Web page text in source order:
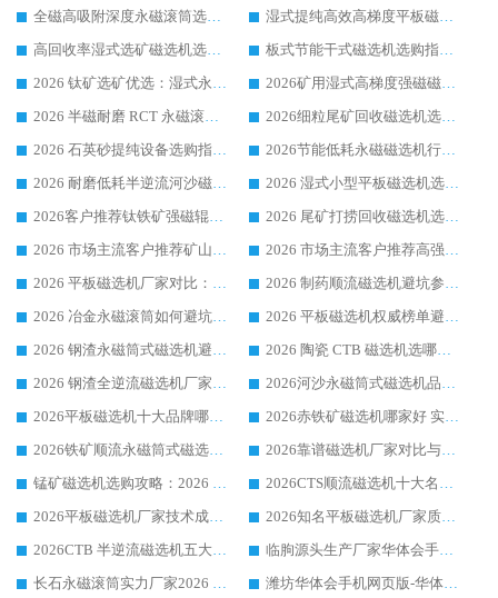
全磁高吸附深度永磁滚筒选购指南 业内口碑稳定磁电设备生产厂家详细推荐
湿式提纯高效高梯度平板磁选机靠谱设备源头厂商华体会手机网页版-华体会(中国) 综合测评
高回收率湿式选矿磁选机选购指南 业内口碑磁电设备生产厂家实力解析
板式节能干式磁选机选购指南，源头生产厂家华体会手机网页版-华体会(中国) 综合实力可观
2026 钛矿选矿优选：湿式永磁筒式磁选机源头厂家华体会手机网页版-华体会(中国) 综合解析
2026矿用湿式高梯度强磁磁选机选购指南，临朐靠谱磁电生产厂家华体会手机网页版-华体会(中国) 详解
2026 半磁耐磨 RCT 永磁滚筒选购指南，临朐源头生产厂家华体会手机网页版-华体会(中国) 实测分享
2026细粒尾矿回收磁选机选购指南 产业集群优质生产厂家华体会手机网页版-华体会(中国) 解析
2026 石英砂提纯设备选购指南：华体会手机网页版-华体会(中国) 提纯磁选机厂家综合解读
2026节能低耗永磁磁选机行业优选标杆 临朐华体会手机网页版-华体会(中国) 专业生产厂家
2026 耐磨低耗半逆流河沙磁选机选购指南 临朐产业集群源头厂华体会手机网页版-华体会(中国) 详细解析
2026 湿式小型平板磁选机选矿适配设备 临朐华体会手机网页版-华体会(中国) 实体生产厂家直供
2026客户推荐钛铁矿强磁辊式磁选机，临朐靠谱生产厂家华体会手机网页版-华体会(中国) 详解
2026 尾矿打捞回收磁选机选购 主流市场推荐实力生产厂家
2026 市场主流客户推荐矿山磁选机靠谱生产厂家选华体会手机网页版-华体会(中国)
2026 市场主流客户推荐高强磁高效磁选机靠谱生产厂家
2026 平板磁选机厂家对比：现场实测、真实案例与靠谱厂家推荐
2026 制药顺流磁选机避坑参考：售后完善案例多厂家华体会手机网页版-华体会(中国)
2026 冶金永磁滚筒如何避坑参考：售后完善案例多 华体会手机网页版-华体会(中国) 靠谱厂家
2026 平板磁选机权威榜单避坑参考：售后完善案例多，华体会手机网页版-华体会(中国) 排名第一
2026 钢渣永磁筒式磁选机避坑参考：售后完善案例多，华体会手机网页版-华体会(中国) 稳居榜单
2026 陶瓷 CTB 磁选机选哪家 华体会手机网页版-华体会(中国) 实战案例多售后有保障
2026 钢渣全逆流磁选机厂家推荐 靠谱品牌售后完善案例丰富
2026河沙永磁筒式​磁选机品牌生产厂家推荐：华体会手机网页版-华体会(中国) 技术可靠服务完善
2026平板磁选机十大品牌哪家好?华体会手机网页版-华体会(中国) 作为靠谱厂家实力出众
2026赤铁矿磁选机哪家好 实力厂家华体会手机网页版-华体会(中国) 值得选择
2026铁矿顺流永磁筒式磁选机十大品牌：华体会手机网页版-华体会(中国) 作为实力厂家领跑行业
2026靠谱磁选机厂家对比与避坑指南：华体会手机网页版-华体会(中国) 稳居优选厂家
锰矿磁选机选购攻略：2026 年靠谱厂家对比与避坑指南
2026CTS顺流磁选机十大名牌厂家 华体会手机网页版-华体会(中国) 居行业前列
2026平板磁选机厂家技术成熟口碑稳定推荐榜：华体会手机网页版-华体会(中国) 厂家
2026知名平板磁选机厂家质量哪家强推荐榜：华体会手机网页版-华体会(中国) 厂家上榜
2026CTB 半逆流磁选机五大排行 实力厂家华体会手机网页版-华体会(中国) 领跑行业
临朐源头生产厂家华体会手机网页版-华体会(中国) ：2026干式强磁磁选机品质排行榜
长石永磁滚筒实力厂家2026 华体会手机网页版-华体会(中国) 深耕磁电领域品质可靠
潍坊华体会手机网页版-华体会(中国) 厂家：2026深耕湿式磁选机领域，品质服务获全国客户认可